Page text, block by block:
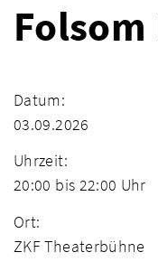
Datum:
03.09.2026
Uhrzeit:
20:00 bis 22:00 Uhr
Ort:
ZKF Theaterbühne